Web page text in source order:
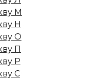
М
Н
О
П
Р
С